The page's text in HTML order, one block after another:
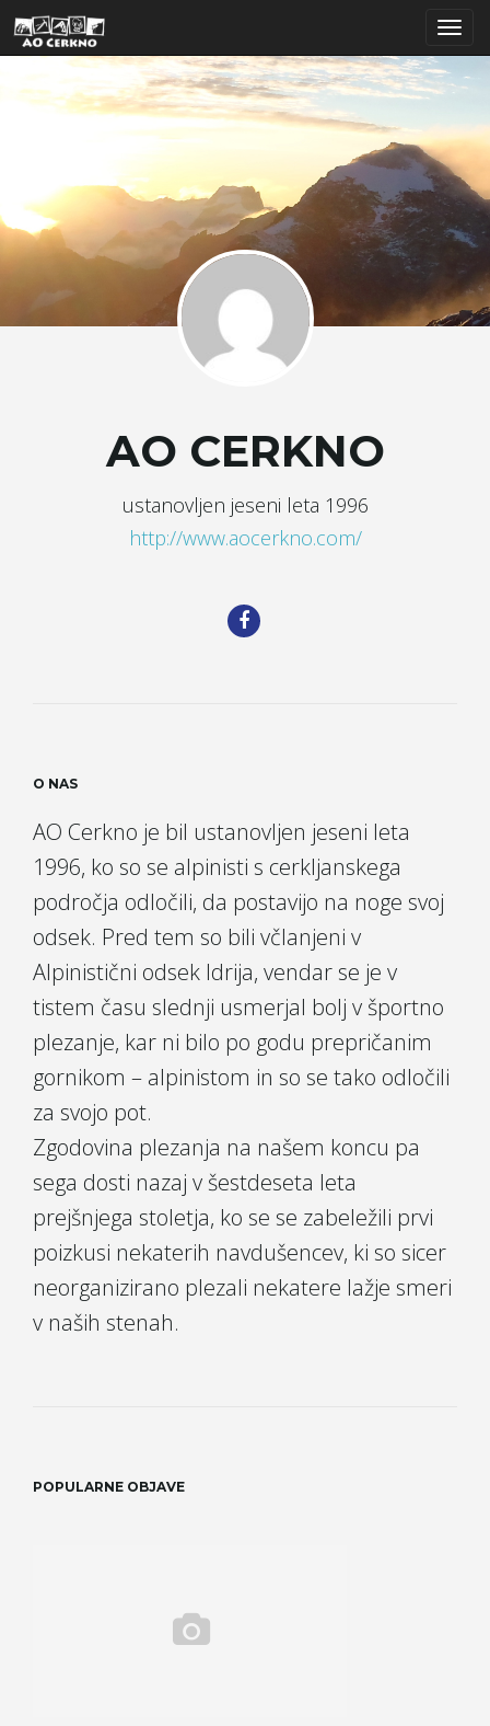
o
i
AO CERKNO
ustanovljen jeseni leta 1996
http://www.aocerkno.com/
O NAS
AO Cerkno je bil ustanovljen jeseni leta
1996, ko so se alpinisti s cerkljanskega
področja odločili, da postavijo na noge svoj
odsek. Pred tem so bili včlanjeni v
Alpinistični odsek Idrija, vendar se je v
tistem času slednji usmerjal bolj v športno
plezanje, kar ni bilo po godu prepričanim
gornikom – alpinistom in so se tako odločili
za svojo pot.
Zgodovina plezanja na našem koncu pa
sega dosti nazaj v šestdeseta leta
prejšnjega stoletja, ko se se zabeležili prvi
poizkusi nekaterih navdušencev, ki so sicer
neorganizirano plezali nekatere lažje smeri
v naših stenah.
POPULARNE OBJAVE